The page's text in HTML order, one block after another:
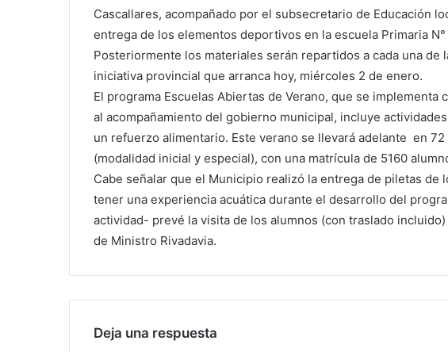
Cascallares, acompañado por el subsecretario de Educación
entrega de los elementos deportivos en la escuela Primaria N°
Posteriormente los materiales serán repartidos a cada una
iniciativa provincial que arranca hoy, miércoles 2 de enero.
El programa Escuelas Abiertas de Verano, que se implementa
al acompañamiento del gobierno municipal, incluye
un refuerzo alimentario. Este verano se llevará adelante en
(modalidad inicial y especial), con una matrícula de 5160
Cabe señalar que el Municipio realizó la entrega de piletas de
tener una experiencia acuática durante el desarrollo del
actividad- prevé la visita de los alumnos (con traslado
de Ministro Rivadavia.
Deja una respuesta